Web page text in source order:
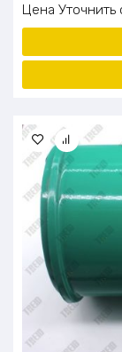
Расстояние
Количество
Рессора
Размер шин:
Запасное
Шкворень: 2 на
Коники: 6 пар
Для перекачки
Топливный бак:
Для увязки: 12
Под талрепы
Цена Уточнить